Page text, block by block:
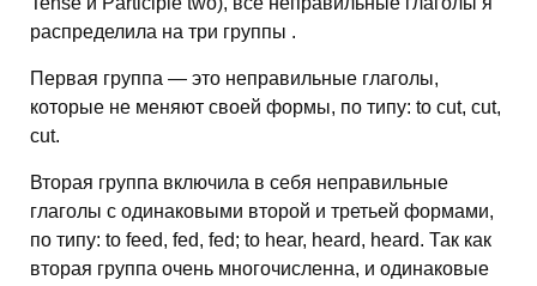
распределила на три группы .
Первая группа — это неправильные глаголы,
которые не меняют своей формы, по типу: to cut, cut,
cut.
Вторая группа включила в себя неправильные
глаголы с одинаковыми второй и третьей формами,
по типу: to feed, fed, fed; to hear, heard, heard. Так как
вторая группа очень многочисленна, и одинаковые